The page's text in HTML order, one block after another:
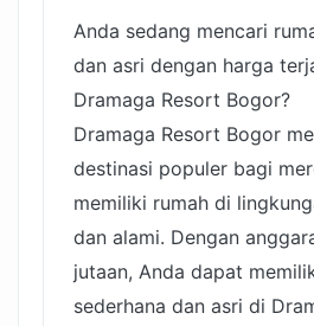
Anda sedang mencari
dan asri dengan harga
Dramaga Resort Bogor?
Dramaga Resort Bogor
destinasi populer bagi
memiliki rumah di
dan alami. Dengan
jutaan, Anda dapat
sederhana dan asri di